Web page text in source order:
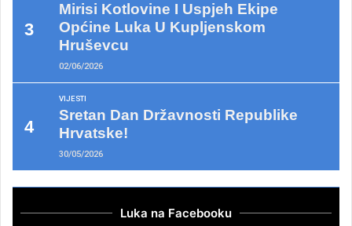
Mirisi Kotlovine I Uspjeh Ekipe
Općine Luka U Kupljenskom
Hruševcu
02/06/2026
VIJESTI
Sretan Dan Državnosti Republike
Hrvatske!
30/05/2026
Luka na Facebooku